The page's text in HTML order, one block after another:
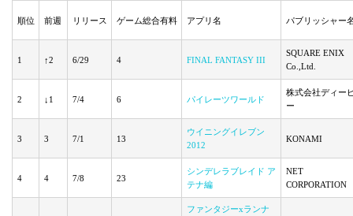
順位 前週 リリース ゲーム総合有料 アプリ名 パブリッシャー
1 ↑2 6/29 4 FINAL FANTASY III
SQUARE ENIX
Co.,Ltd.
2 ↓1 7/4 6 パイレーツワールド
株式会社ディー
ー
3 3 7/1 13
ウイニングイレブン
2012
KONAMI
4 4 7/8 23
シンデレラブレイド ア
テナ編
NET
CORPORATION
ファンタジーxランナ